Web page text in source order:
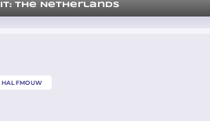
The Netherlands
HALFMOUW